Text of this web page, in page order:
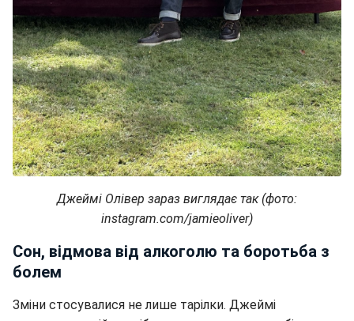
Джеймі Олівер зараз виглядає так (фото:
instagram.com/jamieoliver)
Сон, відмова від алкоголю та боротьба з
болем
Зміни стосувалися не лише тарілки. Джеймі